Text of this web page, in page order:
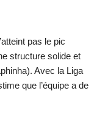
pas le pic
structure solide et
Avec la Liga
que l’équipe a de